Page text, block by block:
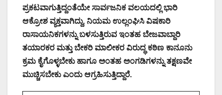
ಪ್ರಕಟವಾಗುತ್ತಿದ್ದಂತೆಯೇ ಸಾರ್ವಜನಿಕ ವಲಯದಲ್ಲಿ ಭಾರಿ
ಆಕ್ರೋಶ ವ್ಯಕ್ತವಾಗಿದ್ದು, ನಿಯಮ ಉಲ್ಲಂಘಿಸಿ ವಿಷಕಾರಿ
ರಾಸಾಯನಿಕಗಳನ್ನು ಬಳಸುತ್ತಿರುವ ಇಂತಹ ಬೇಜವಾಬ್ದಾರಿ
ತಯಾರಕರ ಮತ್ತು ಬೇಕರಿ ಮಾಲೀಕರ ವಿರುದ್ಧ ಕಠಿಣ ಕಾನೂನು
ಕ್ರಮ ಕೈಗೊಳ್ಳಬೇಕು ಹಾಗೂ ಅಂತಹ ಅಂಗಡಿಗಳನ್ನು ತಕ್ಷಣವೇ
ಮುಚ್ಚಿಸಬೇಕು ಎಂದು ಆಗ್ರಹಿಸುತ್ತಿದ್ದಾರೆ.